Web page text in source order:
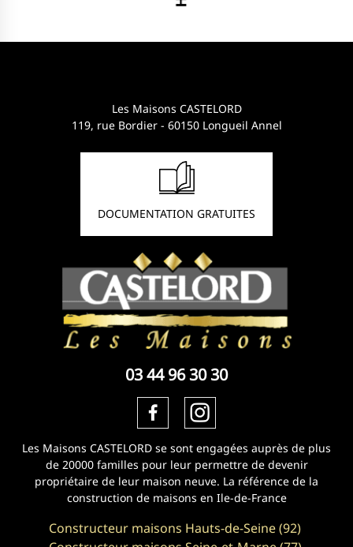
Les Maisons CASTELORD
119, rue Bordier - 60150 Longueil Annel
DOCUMENTATION GRATUITES
03 44 96 30 30
Les Maisons CASTELORD se sont engagées auprès de plus
de 20000 familles pour leur permettre de devenir
propriétaire de leur maison neuve. La référence de la
construction de maisons en Ile-de-France
Constructeur maisons Hauts-de-Seine (92)